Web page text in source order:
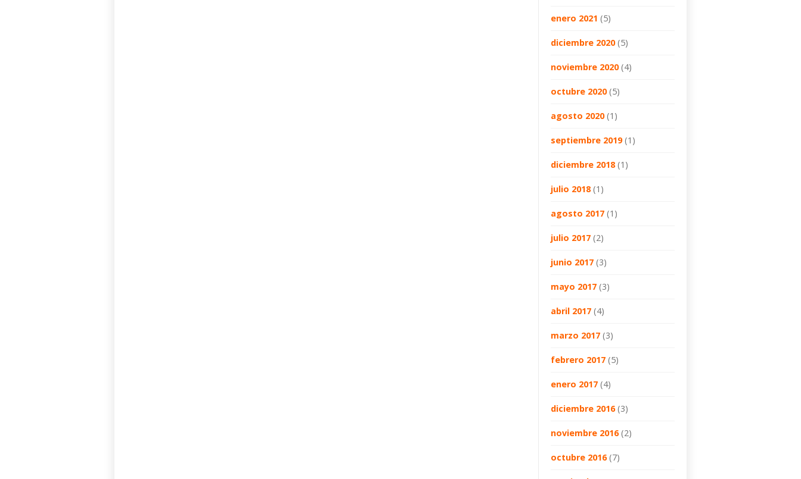
enero 2021 (5)
diciembre 2020(5)
noviembre 2020(4)
octubre 2020(5)
agosto 2020(1)
septiembre 2019(1)
diciembre 2018(1)
julio 2018(1)
agosto 2017 (1)
julio 2017 (2)
junio 2017 (3)
mayo 2017 (3)
abril 2017 (4)
marzo 2017 (3)
febrero 2017 (5)
enero 2017 (4)
diciembre 2016(3)
noviembre 2016(2)
octubre 2016(7)